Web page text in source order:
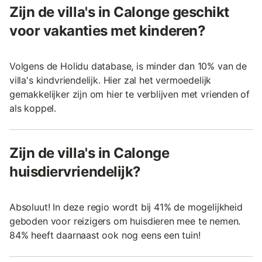
Zijn de villa's in Calonge geschikt
voor vakanties met kinderen?
Volgens de Holidu database, is minder dan 10% van de
villa's kindvriendelijk. Hier zal het vermoedelijk
gemakkelijker zijn om hier te verblijven met vrienden of
als koppel.
Zijn de villa's in Calonge
huisdiervriendelijk?
Absoluut! In deze regio wordt bij 41% de mogelijkheid
geboden voor reizigers om huisdieren mee te nemen.
84% heeft daarnaast ook nog eens een tuin!